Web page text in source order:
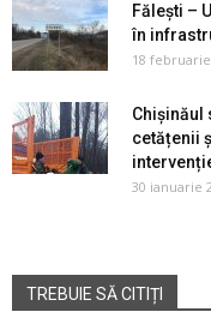
Fălești –
în
18
Chișinăul
cetățenii
30 ianuarie
TREBUIE SĂ CITIȚI